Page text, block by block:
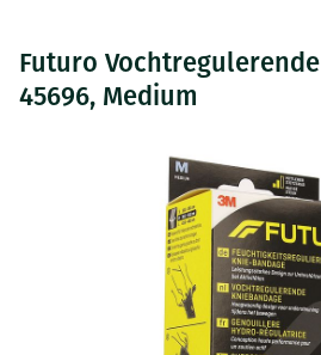
Futuro
45696, Medium